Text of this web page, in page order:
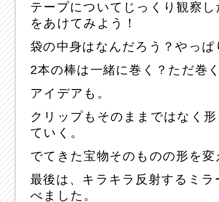
テープについてじっくり観察
をあけてみよう！
袋の中身はなんだろう？やっぱ
2本の棒は一緒に巻く？ただ巻
アイデアも。
クリップもそのままではなく
ていく。
でてきた宝物そのものの形を
最後は、キラキラ反射するミ
べました。